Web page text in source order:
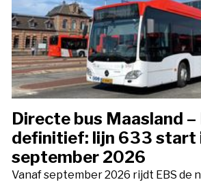
Directe bus Maasland
definitief: lijn 633 start
september 2026
Vanaf september 2026 rijdt EBS de